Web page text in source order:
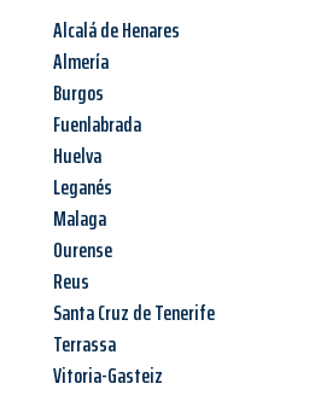
Alcalá de Henares
Almería
Burgos
Fuenlabrada
Huelva
Leganés
Malaga
Ourense
Reus
Santa Cruz de Tenerife
Terrassa
Vitoria-Gasteiz